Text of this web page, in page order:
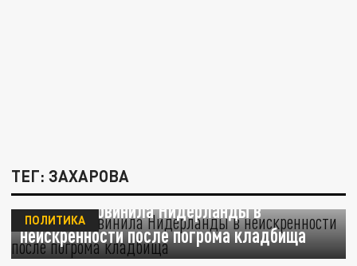
ТЕГ: ЗАХАРОВА
Захарова обвинила Нидерланды в
неискренности после погрома кладбища
ПОЛИТИКА